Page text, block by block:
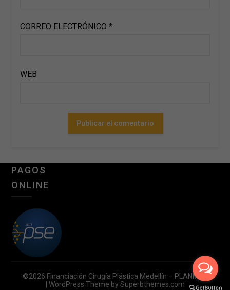
CORREO ELECTRÓNICO *
WEB
PAGOS
ONLINE
©2026 Financiación Cirugía Plástica Medellín – PLANMED
| WordPress Theme by Superbthemes.com